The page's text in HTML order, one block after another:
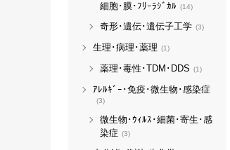
細胞･膜･ﾌﾘｰﾗｼﾞｶﾙ (14)
奇形･遺伝･遺伝子工学 (3)
生理･病理･薬理 (1)
薬理･毒性･TDM･DDS (1)
ｱﾚﾙｷﾞｰ･免疫･微生物･感染症
(3)
微生物･ｳｨﾙｽ･細菌･寄生･感
染症 (3)